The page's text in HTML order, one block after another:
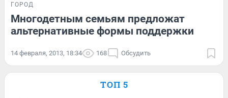
ГОРОД
Многодетным семьям предложат
альтернативные формы поддержки
14 февраля, 2013, 18:34 168 Обсудить
ТОП 5